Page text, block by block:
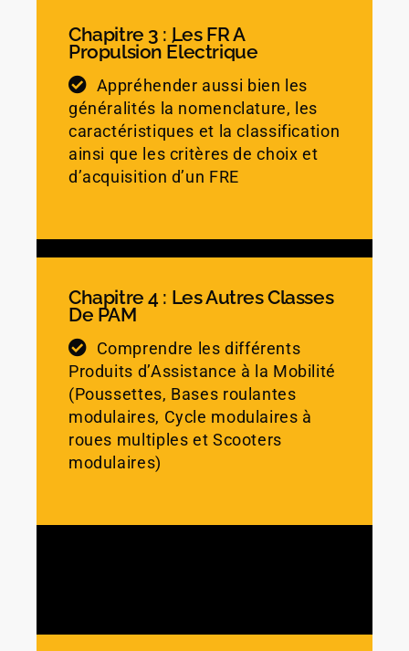
Chapitre 3 : Les FR À
Propulsion Électrique
Appréhender aussi bien les
généralités la nomenclature, les
caractéristiques et la classification
ainsi que les critères de choix et
d’acquisition d’un FRE
Chapitre 4 : Les Autres Classes
De PAM
Comprendre les différents
Produits d’Assistance à la Mobilité
(Poussettes, Bases roulantes
modulaires, Cycle modulaires à
roues multiples et Scooters
modulaires)